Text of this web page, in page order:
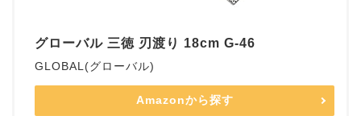
グローバル 三徳 刃渡り 18cm G-46
GLOBAL(グローバル)
Amazonから探す